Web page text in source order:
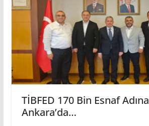
TİBFED 170 Bin Esnaf Adına
Ankara’da…